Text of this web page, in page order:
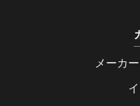
メーカ